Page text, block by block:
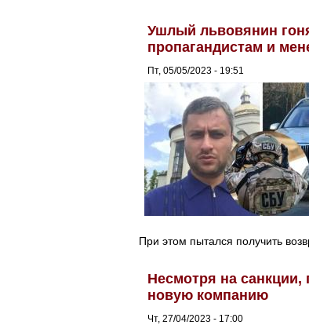
Ушлый львовянин
пропагандистам и
Пт, 05/05/2023 - 19:51
При этом пытался получить
Несмотря на санкции,
новую компанию
Чт, 27/04/2023 - 17:00